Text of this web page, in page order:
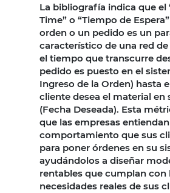
La bibliografía indica que el
Time” o “Tiempo de
orden o un pedido es un
característico de una red
el tiempo que transcurre
pedido es puesto en el
Ingreso de la Orden) hasta
cliente desea el material en
(Fecha Deseada). Esta
que las empresas
comportamiento que sus
para poner órdenes en su
ayudándolos a diseñar
rentables que cumplan con
necesidades reales de sus